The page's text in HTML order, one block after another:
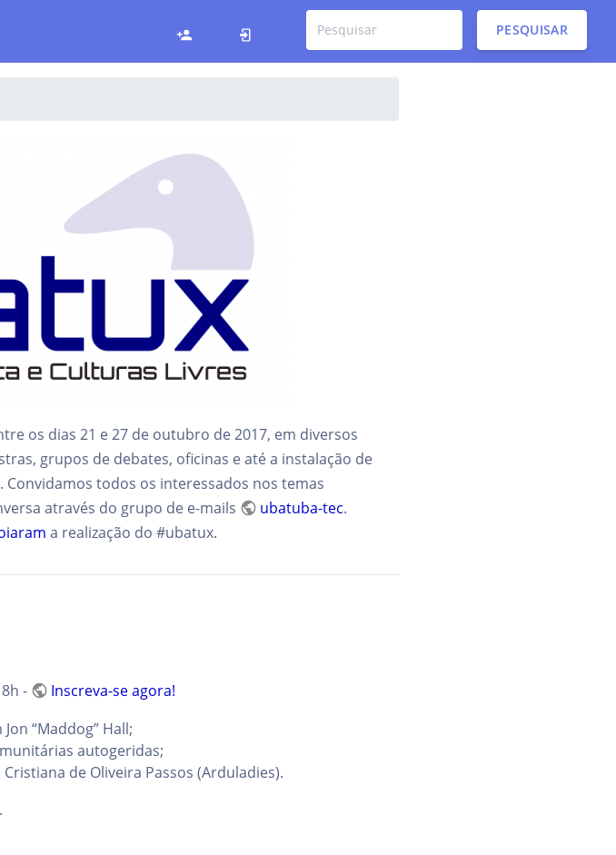
PESQUISAR
os dias 21 e 27 de outubro de 2017, em diversos
grupos de debates, oficinas e até a instalação de
todos os interessados nos temas
através do grupo de e-mails
ubatuba-tec.
a realização do #ubatux.
-
Inscreva-se agora!
“Maddog” Hall;
autogeridas;
de Oliveira Passos (Arduladies).